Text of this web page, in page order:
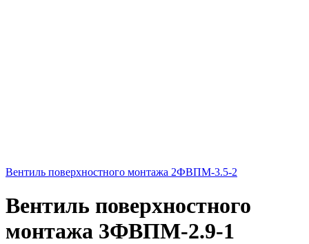
Вентиль поверхностного монтажа 2ФВПМ-3.5-2
Вентиль поверхностного
монтажа 3ФВПМ-2.9-1